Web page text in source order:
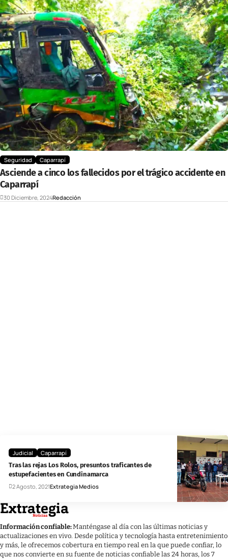
Seguridad Caparrapí
Asciende a cinco los fallecidos por el trágico accidente en
Caparrapí
30 Diciembre, 2024Redacción
Judicial
Caparrapí
Tras las rejas Los Rolos, presuntos traficantes de
estupefacientes en Cundinamarca
2 Agosto, 2021Extrategia Medios
Información confiable:Manténgase al día con las últimas noticias y
actualizaciones en vivo. Desde política y tecnología hasta entretenimiento
y más, le ofrecemos cobertura en tiempo real en la que puede confiar, lo
que nos convierte en su fuente de noticias confiable las 24 horas, los 7